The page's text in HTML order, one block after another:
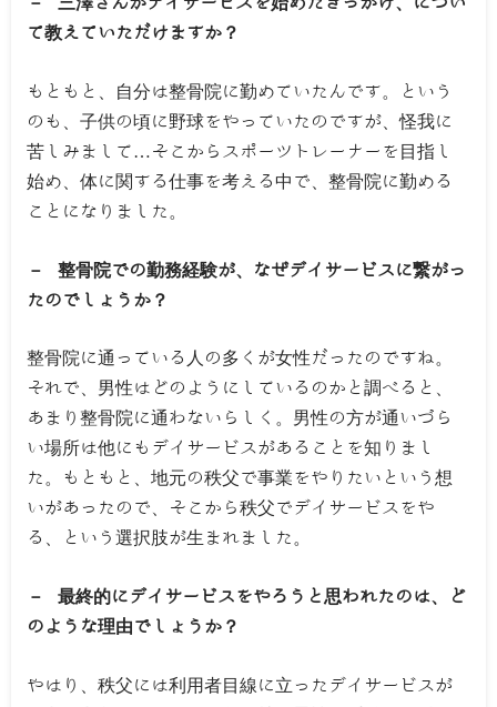
て教えていただけますか？
もともと、自分は整骨院に勤めていたんです。という
のも、子供の頃に野球をやっていたのですが、怪我に
苦しみまして…そこからスポーツトレーナーを目指し
始め、体に関する仕事を考える中で、整骨院に勤める
ことになりました。
－ 整骨院での勤務経験が、なぜデイサービスに繋がっ
たのでしょうか？
整骨院に通っている人の多くが女性だったのですね。
それで、男性はどのようにしているのかと調べると、
あまり整骨院に通わないらしく。男性の方が通いづら
い場所は他にもデイサービスがあることを知りまし
た。もともと、地元の秩父で事業をやりたいという想
いがあったので、そこから秩父でデイサービスをや
る、という選択肢が生まれました。
－ 最終的にデイサービスをやろうと思われたのは、ど
のような理由でしょうか？
やはり、秩父には利用者目線に立ったデイサービスが